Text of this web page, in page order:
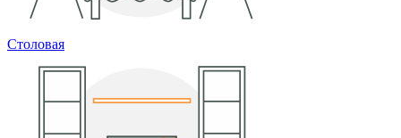
Столовая